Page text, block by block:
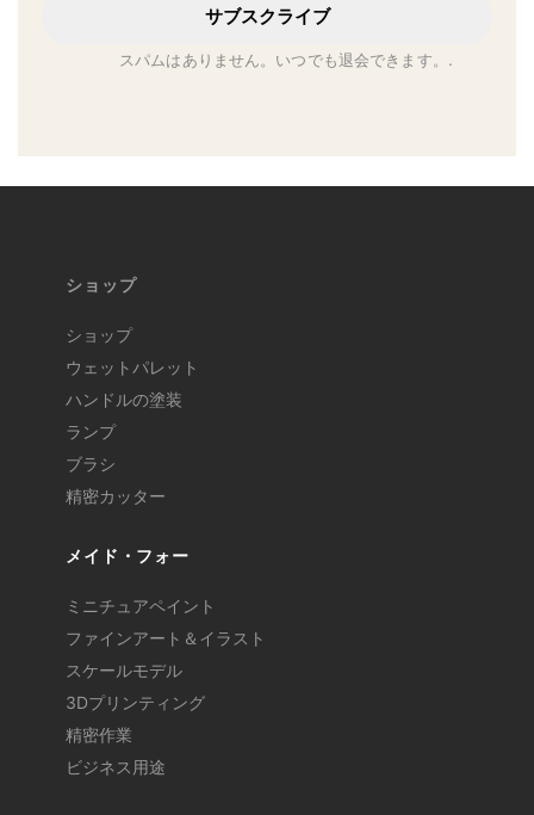
サブスクライブ
スパムはありません。いつでも退会できます。.
ショップ
ショップ
ウェットパレット
ハンドルの塗装
ランプ
ブラシ
精密カッター
メイド・フォー
ミニチュアペイント
ファインアート＆イラスト
スケールモデル
3Dプリンティング
精密作業
ビジネス用途